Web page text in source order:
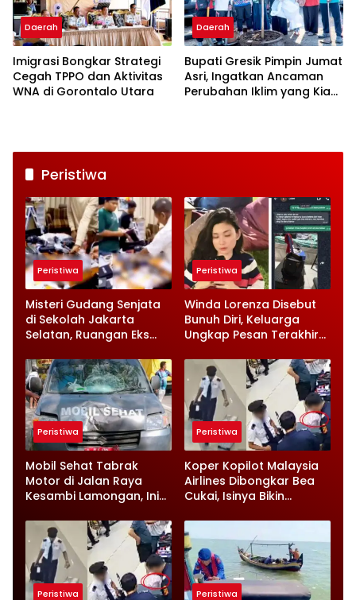
Daerah
Imigrasi Bongkar Strategi
Cegah TPPO dan Aktivitas
WNA di Gorontalo Utara
Daerah
Bupati Gresik Pimpin Jumat
Asri, Ingatkan Ancaman
Perubahan Iklim yang Kian
Peristiwa
Peristiwa
Misteri Gudang Senjata
di Sekolah Jakarta
Selatan, Ruangan Eks
Sorotan
Peristiwa
Winda Lorenza Disebut
Bunuh Diri, Keluarga
Ungkap Pesan Terakhir
Rumah
Peristiwa
Mobil Sehat Tabrak
Motor di Jalan Raya
Kesambi Lamongan, Ini
Peristiwa
Koper Kopilot Malaysia
Airlines Dibongkar Bea
Cukai, Isinya Bikin
Peristiwa Peristiwa